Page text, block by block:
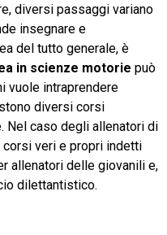
diversi passaggi variano
insegnare e
del tutto generale, è
in scienze motorie può
vuole intraprendere
diversi corsi
Nel caso degli allenatori di
veri e propri indetti
allenatori delle giovanili e,
dilettantistico.